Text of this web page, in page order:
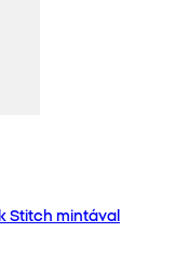
Stitch mintával